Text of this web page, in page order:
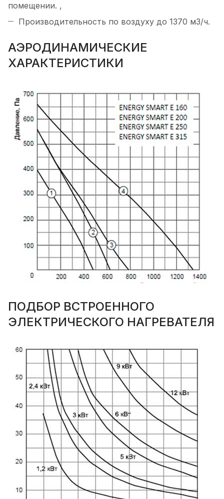
помещении. ,
Производительность по воздуху до 1370 м3/ч.
АЭРОДИНАМИЧЕСКИЕ
ХАРАКТЕРИСТИКИ
ПОДБОР ВСТРОЕННОГО
ЭЛЕКТРИЧЕСКОГО НАГРЕВАТЕЛЯ